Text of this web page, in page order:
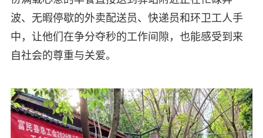
波、无暇停歇的外卖配送员、快递员和环卫工人手
中，让他们在争分夺秒的工作间隙，也能感受到来
自社会的尊重与关爱。